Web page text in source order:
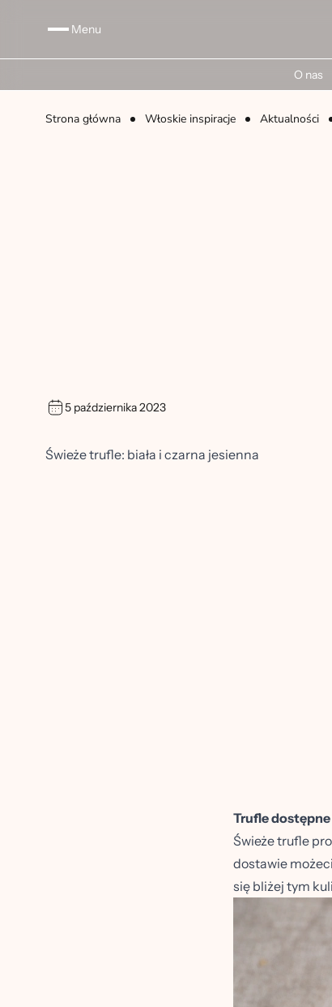
Menu
O nas
Strona główna Włoskie inspiracje Aktualności
5 października 2023
Świeże trufle: biała i czarna jesienna
Trufle
Świeże trufle
dostawie
się bliżej tym